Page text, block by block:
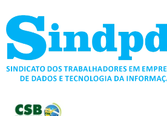
para
conteúdo